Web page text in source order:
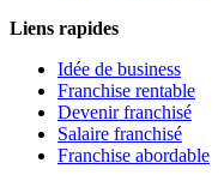
Liens rapides
Idée de business
Franchise rentable
Devenir franchisé
Salaire franchisé
Franchise abordable